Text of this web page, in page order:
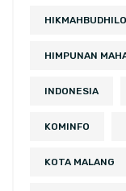
HIMPUNAN
INDONESIA
KOMINFO
KOTA MALANG